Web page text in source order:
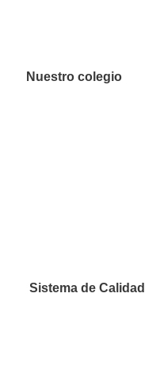
Nuestro colegio
Sistema de Calidad